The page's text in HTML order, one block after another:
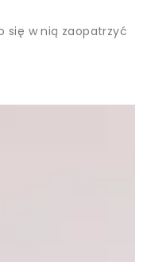
się w nią zaopatrzyć